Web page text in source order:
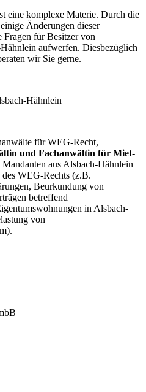
eine komplexe Materie. Durch die
Änderungen dieser
Fragen für Besitzer von
aufwerfen. Diesbezüglich
wir Sie gerne.
für WEG-Recht,
und Fachanwältin für Miet-
Mandanten aus Alsbach-Hähnlein
WEG-Rechts (z.B.
Beurkundung von
betreffend
in Alsbach-
von